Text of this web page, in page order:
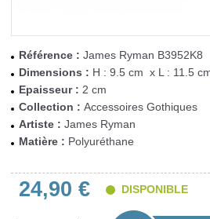
Référence : James Ryman B3952K8
Dimensions : H : 9.5 cm x L : 11.5
Epaisseur : 2 cm
Collection : Accessoires Gothiques
Artiste : James Ryman
Matière : Polyuréthane
24,90 € DISPONIBLE